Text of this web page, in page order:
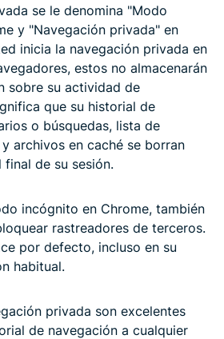
se le denomina "Modo
y "Navegación privada" en
inicia la navegación privada en
estos no almacenarán
sobre su actividad de
que su historial de
o búsquedas, lista de
archivos en caché se borran
de su sesión.
incógnito en Chrome, también
rastreadores de terceros.
por defecto, incluso en su
habitual.
privada son excelentes
de navegación a cualquier